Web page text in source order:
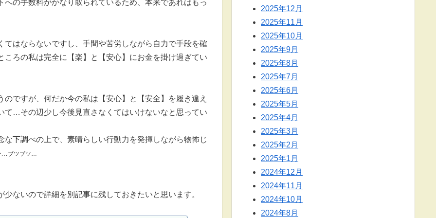
の手数料がかなり取られているため、本来であればもっ
はならないですし、手間や苦労しながら自力で手段を確
ろの私は完全に【楽】と【安心】にお金を掛け過ぎてい
ですが、何だか今の私は【安心】と【安全】を履き違え
て…その辺少し今後見直さなくてはいけないなと思ってい
下調べの上で、素晴らしい行動力を発揮しながら物怖じ
ブツブツ…
ないので詳細を別記事に残しておきたいと思います。
2025年12月
2025年11月
2025年10月
2025年9月
2025年8月
2025年7月
2025年6月
2025年5月
2025年4月
2025年3月
2025年2月
2025年1月
2024年12月
2024年11月
2024年10月
2024年8月